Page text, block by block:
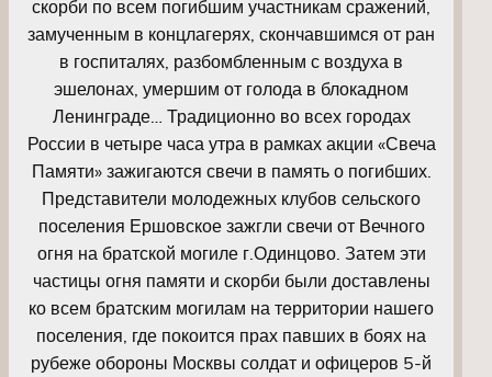
скорби по всем погибшим участникам сражений,
замученным в концлагерях, скончавшимся от ран
в госпиталях, разбомбленным с воздуха в
эшелонах, умершим от голода в блокадном
Ленинграде… Традиционно во всех городах
России в четыре часа утра в рамках акции «Свеча
Памяти» зажигаются свечи в память о погибших.
Представители молодежных клубов сельского
поселения Ершовское зажгли свечи от Вечного
огня на братской могиле г.Одинцово. Затем эти
частицы огня памяти и скорби были доставлены
ко всем братским могилам на территории нашего
поселения, где покоится прах павших в боях на
рубеже обороны Москвы солдат и офицеров 5-й